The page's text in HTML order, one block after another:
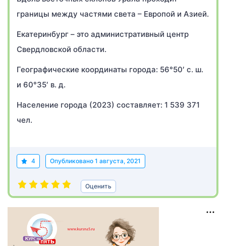
границы между частями света – Европой и Азией.
Екатеринбург – это административный центр
Свердловской области.
Географические координаты города: 56°50′ с. ш.
и 60°35′ в. д.
Население города (2023) составляет: 1 539 371
чел.
4 Опубликовано 1 августа, 2021
Оценить